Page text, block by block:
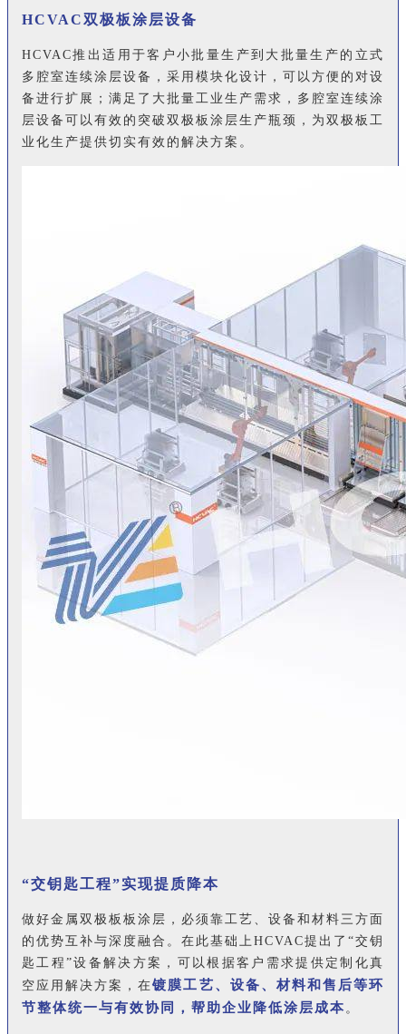
HCVAC双极板涂层设备
HCVAC推出适用于客户小批量生产到大批量生产的立式
多腔室连续涂层设备，采用模块化设计，可以方便的对设
备进行扩展；满足了大批量工业生产需求，多腔室连续涂
层设备可以有效的突破双极板涂层生产瓶颈，为双极板工
业化生产提供切实有效的解决方案。
“交钥匙工程”实现提质降本
做好金属双极板板涂层，必须靠工艺、设备和材料三方面
的优势互补与深度融合。在此基础上HCVAC提出了“交钥
匙工程”设备解决方案，可以根据客户需求提供定制化真
空应用解决方案，在镀膜工艺、设备、材料和售后等环
节整体统一与有效协同，帮助企业降低涂层成本。